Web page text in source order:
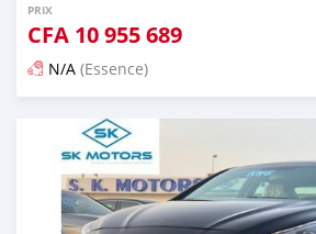
PRIX
CFA 10 955 689
N/A (Essence)
Publié il y a presque 6 ans